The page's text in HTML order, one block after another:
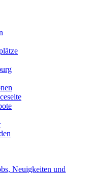
Neuigkeiten und